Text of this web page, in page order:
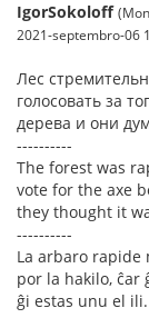
IgorSokoloff
2021-septembro-06
Лес
голосовать за
дерева и они
----------
The forest was
vote for the axe
they thought it
----------
La arbaro rapide
por la hakilo, ĉar
ĝi estas unu el ili.